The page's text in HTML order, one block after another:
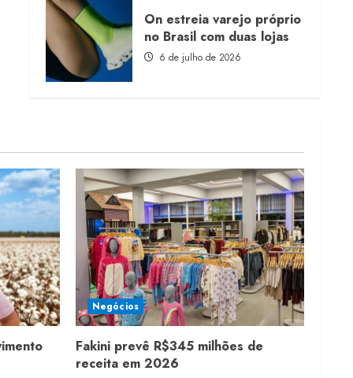
On estreia varejo próprio
no Brasil com duas lojas
6 de julho de 2026
Negócios
Fakini prevê R$345 milhões de
receita em 2026